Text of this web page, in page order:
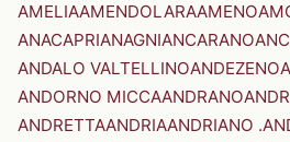
AMELIAAMENDOLARAAMENO
ANACAPRIANAGNIANCARANO
ANDALO VALTELLINOANDEZENO
ANDORNO MICCAANDRANO
ANDRETTAANDRIAANDRIANO